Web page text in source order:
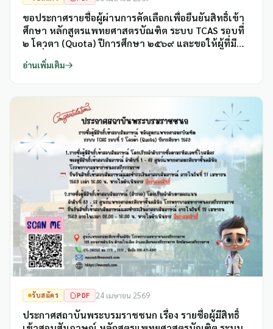
ขอประกาศรายชื่อผู้ผ่านการคัดเลือกเพื่อยืนยันสิทธิ์เข้า
ศึกษา หลักสูตรแพทยศาสตรบัณฑิต ระบบ TCAS รอบที่
๒ โควตา (Quota) ปีการศึกษา ๒๕๖๙ และขอให้ผู้ที่มี
รายชื่อผ่านการคัดเลือกดำเนินการยืนยันการเข้ารับการ
ศึกษา ด้วยการ log in username/password ที่ลง
ทะเบียนในระบบ ภายในวันพฤหัสบดีที่ ๓๐ เมษายน
๒๕๖๙ ก่อนเวลา ๑๖.๓๐ น.
อ่านเพิ่มเติม
รับสมัคร PDF 24 เมษายน 2569
ประกาศสถาบันพระบรมราชชนก เรื่อง รายชื่อผู้มีสิทธิ์